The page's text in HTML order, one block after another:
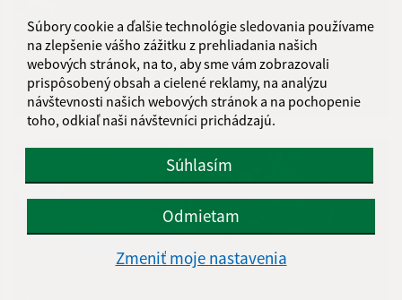
Súbory cookie a ďalšie technológie sledovania používame
na zlepšenie vášho zážitku z prehliadania našich
webových stránok, na to, aby sme vám zobrazovali
prispôsobený obsah a cielené reklamy, na analýzu
návštevnosti našich webových stránok a na pochopenie
toho, odkiaľ naši návštevníci prichádzajú.
Súhlasím
Odmietam
Zmeniť moje nastavenia